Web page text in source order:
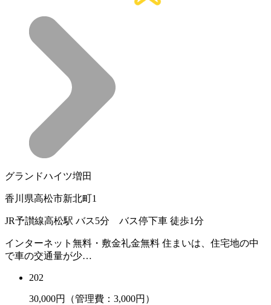
グランドハイツ増田
香川県高松市新北町1
JR予讃線高松駅 バス5分 バス停下車 徒歩1分
インターネット無料・敷金礼金無料 住まいは、住宅地の中
で車の交通量が少…
202
30,000円（管理費：3,000円）